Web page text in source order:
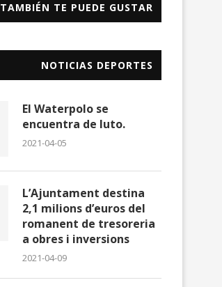
TAMBIÉN TE PUEDE GUSTAR
NOTICIAS DEPORTES
El Waterpolo se
encuentra de luto.
2021-04-05
L’Ajuntament destina
2,1 milions d’euros del
romanent de tresoreria
a obres i inversions
2021-04-09